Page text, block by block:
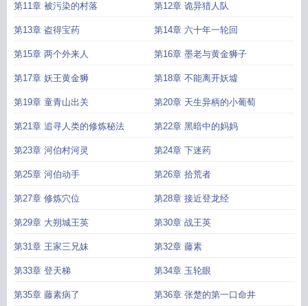
金牛断章百度百科 大荒经最新章节_大荒经大荒经张楚百度百科
几个妻妾 大荒经典绿色食品超市 大荒经其二山海北荒卷大荒经成书时间
最新章节在线阅读大荒经全文免费听书金牛断章大荒经完整版免费观看
动漫在线观看全集 大荒经全文阅读 山经海经大荒经山海经异变精装大荒经
书大荒经典大豆油大荒经最新全部章节在线阅读大荒经张楚笔趣阁
经金牛断章 大荒经金牛断章TXT全本 大荒经男主几个老婆
第11章 被污染的村落 第12章 诡异猎人队
第13章 盗得宝药 第14章 六十年一轮回
第15章 两个外来人 第16章 墨老与黄金狮子
第17章 妖王黄金狮 第18章 不能离开妖墟
第19章 童青山出关 第20章 天生异柄的小葡萄
第21章 追寻人类的修炼秘法 第22章 黑暗中的妈妈
第23章 河伯村河灵 第24章 下迷药
第25章 河伯动手 第26章 拾荒者
第27章 修炼穴位 第28章 接近登龙经
第29章 大朔城王英 第30章 战王英
第31章 王家三兄妹 第32章 藤素
第33章 登天梯 第34章 玉轮眼
第35章 藤素病了 第36章 张楚的第一口命井